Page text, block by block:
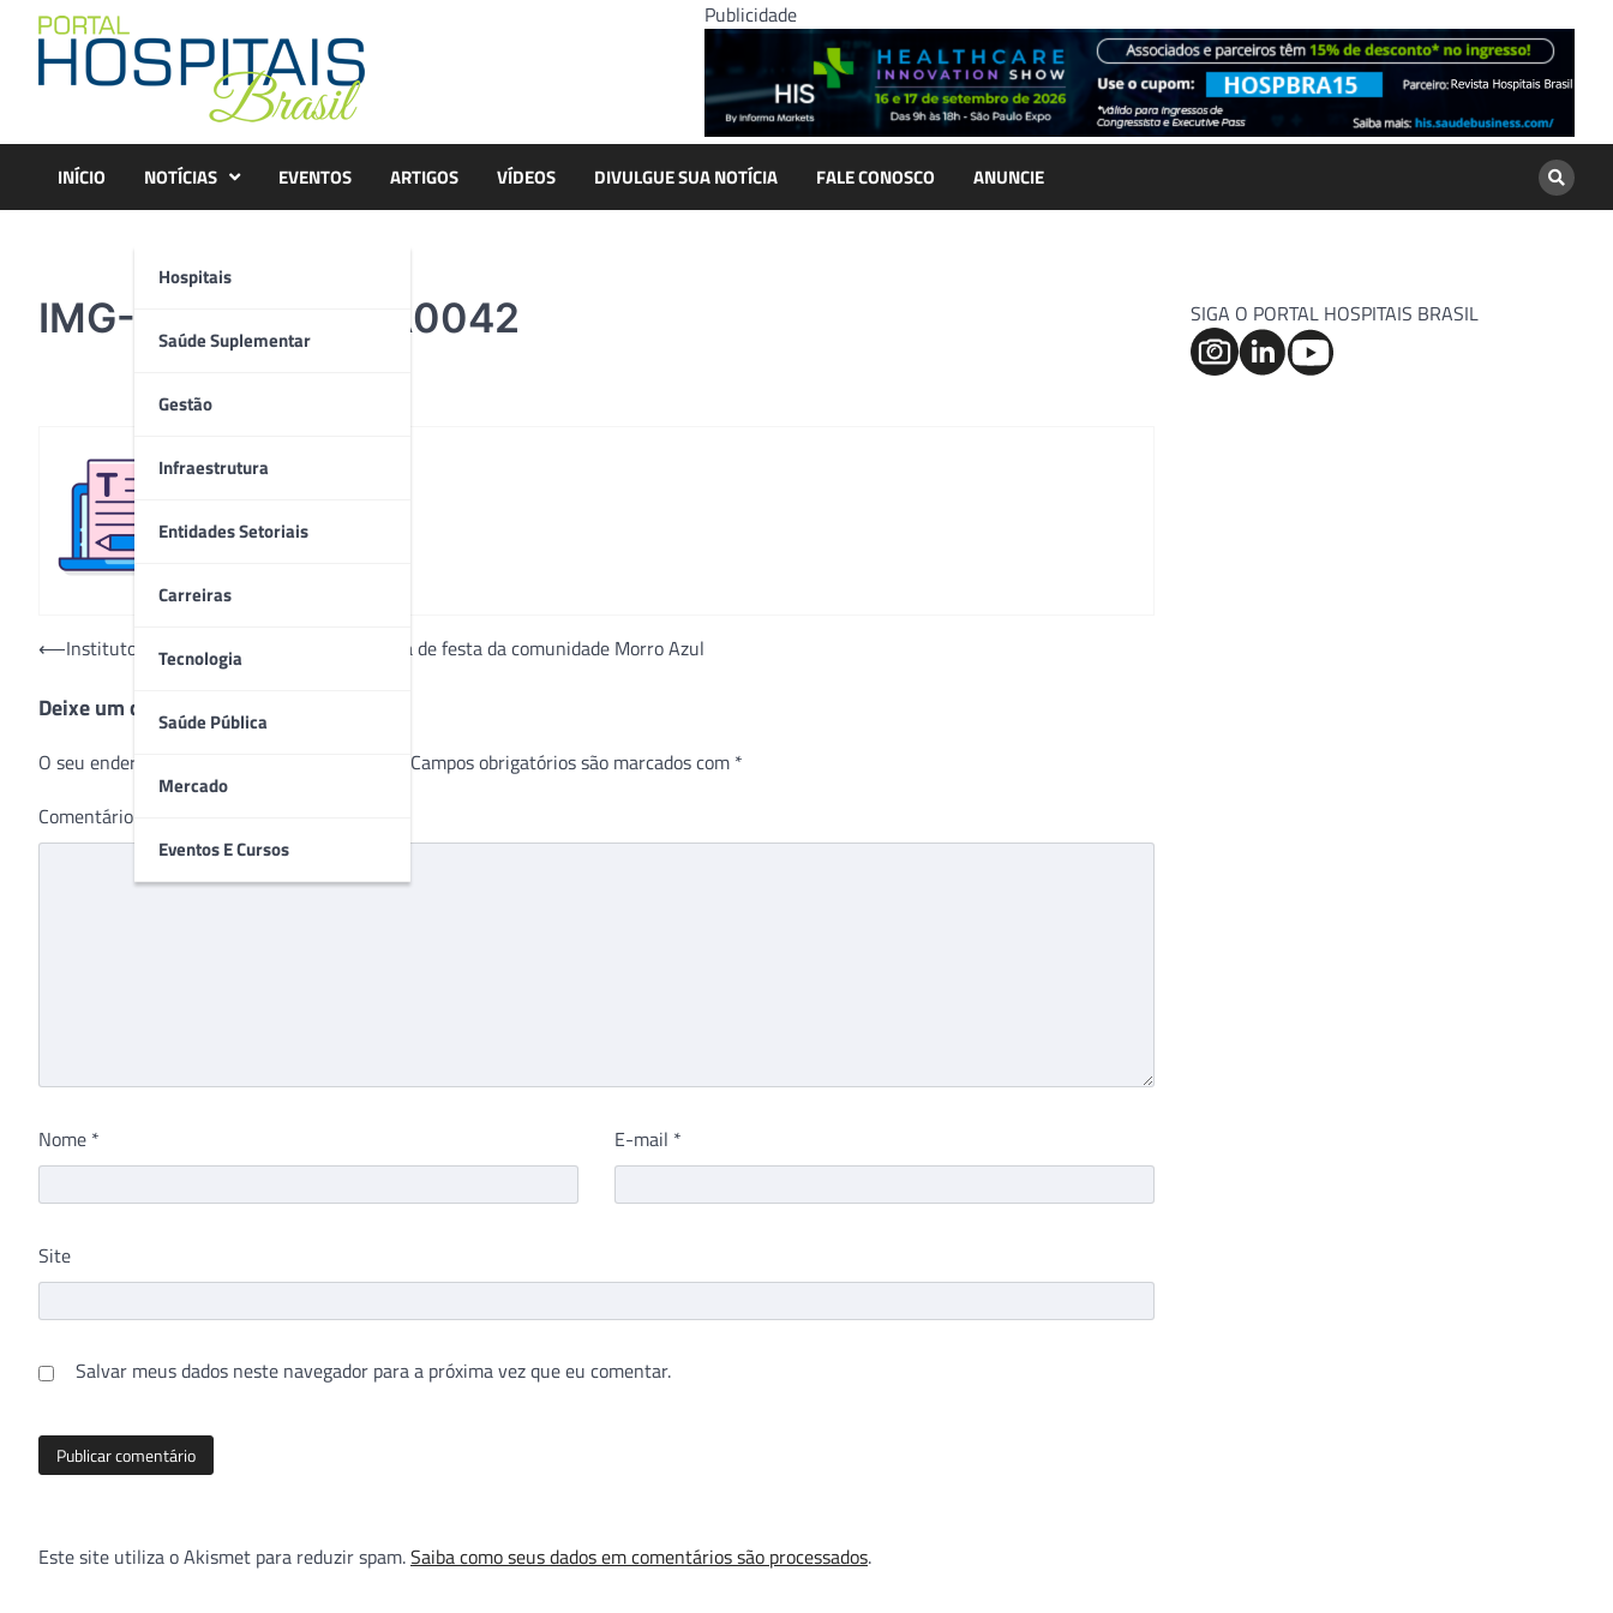
content
Publicidade
INÍCIO NOTÍCIAS
Hospitais
Saúde Suplementar
Gestão
Infraestrutura
Entidades Setoriais
Carreiras
Tecnologia
Saúde Pública
Mercado
Eventos E Cursos
EVENTOS ARTIGOS VÍDEOS DIVULGUE SUA NOTÍCIA FALE CONOSCO ANUNCIE
IMG-20181222-WA0042
Navegação
Post
⟵Instituto de Medicina e Cidadania participa de festa da comunidade Morro Azul
Deixe um comentário
O seu endereço de e-mail não será publicado. Campos obrigatórios são marcados com *
Comentário
Nome * E-mail *
Site
Salvar meus dados neste navegador para a próxima vez que eu comentar.
Este site utiliza o Akismet para reduzir spam.Saiba como seus dados em comentários são processados.
SIGA O PORTAL HOSPITAIS BRASIL